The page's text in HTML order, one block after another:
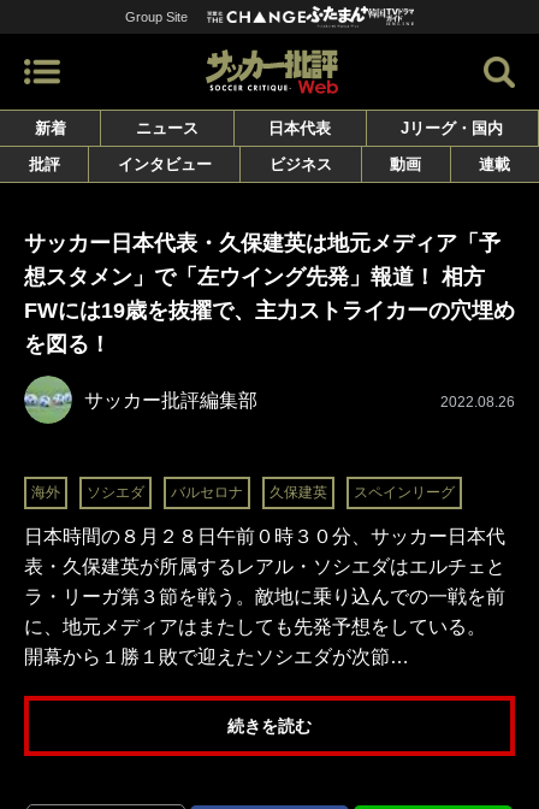
Group Site
新着 ニュース 日本代表
Jリーグ・国内
批評
インタビュー ビジネス 動画 連載
サッカー日本代表・久保建英は地元メディア「予
想スタメン」で「左ウイング先発」報道！ 相方
FWには19歳を抜擢で、主力ストライカーの穴埋め
を図る！
サッカー批評編集部 2022.08.26
海外 ソシエダ バルセロナ 久保建英 スペインリーグ
日本時間の８月２８日午前０時３０分、サッカー日本代
表・久保建英が所属するレアル・ソシエダはエルチェと
ラ・リーガ第３節を戦う。敵地に乗り込んでの一戦を前
に、地元メディアはまたしても先発予想をしている。
開幕から１勝１敗で迎えたソシエダが次節…
続きを読む